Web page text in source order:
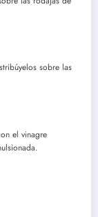
sobre las
el vinagre